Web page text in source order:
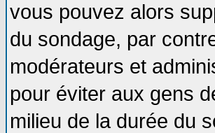
vous pouvez alors
du sondage, par
modérateurs et
pour éviter aux gens
milieu de la durée du